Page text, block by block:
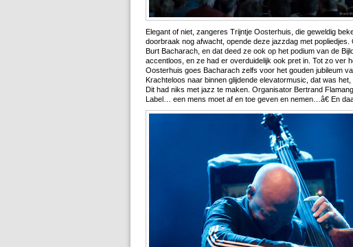
Elegant of niet, zangeres Trijntje Oosterhuis, die geweldig
doorbraak nog afwacht, opende deze jazzdag met
Burt Bacharach, en dat deed ze ook op het podium van de
accentloos, en ze had er overduidelijk ook pret in. Tot zo ver
Oosterhuis goes Bacharach zelfs voor het gouden jubileum
Krachteloos naar binnen glijdende elevatormusic, dat was
Dit had niks met jazz te maken. Organisator Bertrand
Label… een mens moet af en toe geven en nemen…â€ En